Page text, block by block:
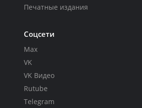
Печатные издания
Соцсети
Max
VK
VK Видео
Rutube
Telegram